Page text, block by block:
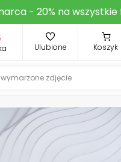
- 20% na
Ulubione Koszyk